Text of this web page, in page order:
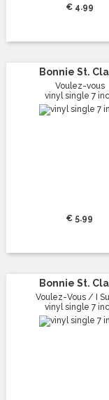
€ 4.99
Bonnie St.
Voulez-vous
vinyl single 7
€ 5.99
Bonnie St.
Voulez-Vous / I
vinyl single 7